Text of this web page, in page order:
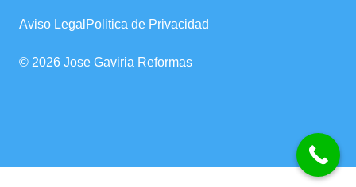
© 2026 Jose Gaviria Reformas
Aviso Legal Politica de Privacidad